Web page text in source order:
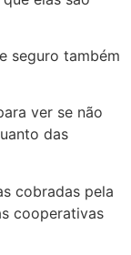
seguro também
ver se não
das
cobradas pela
cooperativas